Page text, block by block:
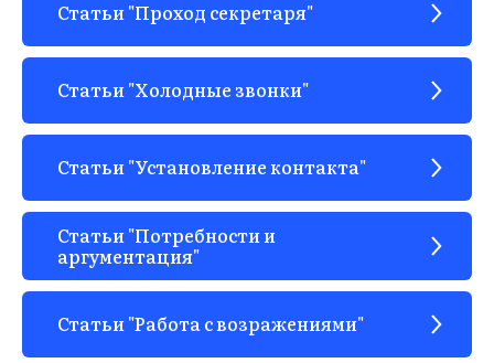
Статьи "Проход секретаря"
Статьи "Холодные звонки"
Статьи "Установление контакта"
Статьи "Потребности и
аргументация"
Статьи "Работа с возражениями"